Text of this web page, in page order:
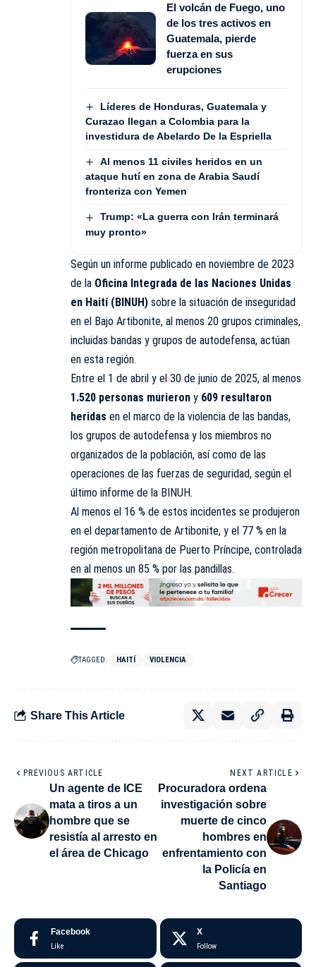
El volcán de Fuego, uno
de los tres activos en
Guatemala, pierde
fuerza en sus
erupciones
Líderes de Honduras, Guatemala y
Curazao llegan a Colombia para la
investidura de Abelardo De la Espriella
Al menos 11 civiles heridos en un
ataque hutí en zona de Arabia Saudí
fronteriza con Yemen
Trump: «La guerra con Irán terminará
muy pronto»
Según un informe publicado en noviembre de 2023
de la Oficina Integrada de las Naciones Unidas
en Haití (BINUH) sobre la situación de inseguridad
en el Bajo Artibonite, al menos 20 grupos criminales,
incluidas bandas y grupos de autodefensa, actúan
en esta región.
Entre el 1 de abril y el 30 de junio de 2025, al menos
1.520 personas murieron y 609 resultaron
heridas en el marco de la violencia de las bandas,
los grupos de autodefensa y los miembros no
organizados de la población, así como de las
operaciones de las fuerzas de seguridad, según el
último informe de la BINUH.
Al menos el 16 % de estos incidentes se produjeron
en el departamento de Artibonite, y el 77 % en la
región metropolitana de Puerto Príncipe, controlada
en al menos un 85 % por las pandillas.
TAGGED: HAITÍ VIOLENCIA
Share This Article
PREVIOUS ARTICLE
Un agente de ICE
mata a tiros a un
hombre que se
resistía al arresto en
el área de Chicago
NEXT ARTICLE
Procuradora ordena
investigación sobre
muerte de cinco
hombres en
enfrentamiento con
la Policía en
Santiago
Facebook
Like
X
Follow